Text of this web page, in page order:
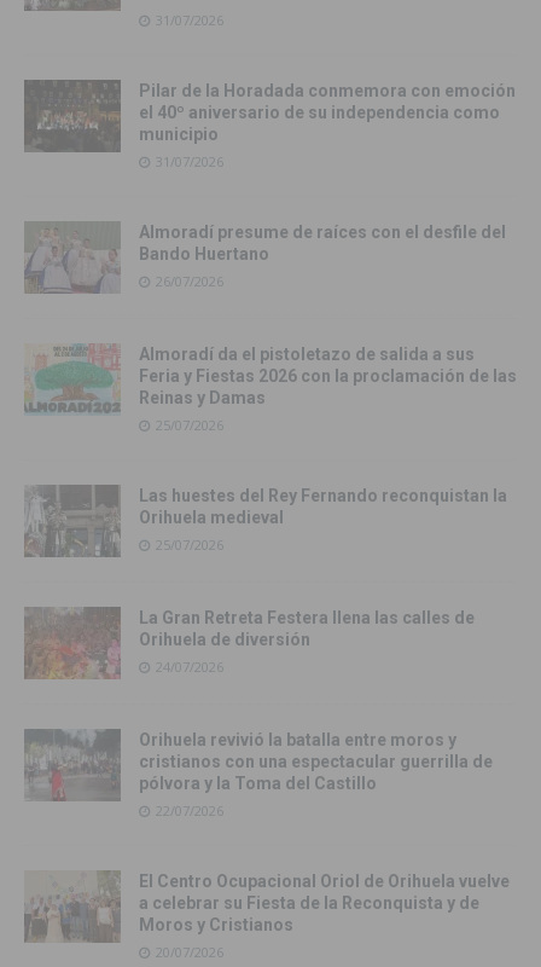
31/07/2026
Pilar de la Horadada conmemora con emoción
el 40º aniversario de su independencia como
municipio
31/07/2026
Almoradí presume de raíces con el desfile del
Bando Huertano
26/07/2026
Almoradí da el pistoletazo de salida a sus
Feria y Fiestas 2026 con la proclamación de las
Reinas y Damas
25/07/2026
Las huestes del Rey Fernando reconquistan la
Orihuela medieval
25/07/2026
La Gran Retreta Festera llena las calles de
Orihuela de diversión
24/07/2026
Orihuela revivió la batalla entre moros y
cristianos con una espectacular guerrilla de
pólvora y la Toma del Castillo
22/07/2026
El Centro Ocupacional Oriol de Orihuela vuelve
a celebrar su Fiesta de la Reconquista y de
Moros y Cristianos
20/07/2026